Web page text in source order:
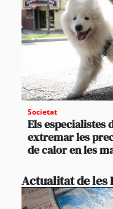
Societat
Els especialistes
extremar les
de calor en les
Actualitat de les